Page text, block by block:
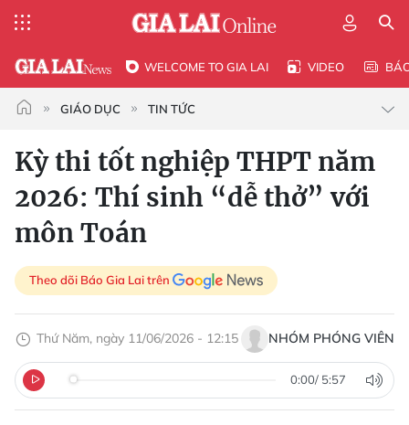
WELCOME TO GIA LAI VIDEO
GIÁO DỤC TIN TỨC
Kỳ thi tốt nghiệp THPT năm
2026: Thí sinh “dễ thở” với
môn Toán
Theo dõi Báo Gia Lai trên
Thứ Năm, ngày 11/06/2026 - 12:15 NHÓM PHÓNG VIÊN
0:00/ 5:57